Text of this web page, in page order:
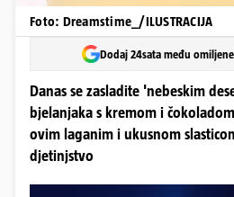
Foto: Dreamstime_/ILUSTRACIJA
Dodaj 24sata među
Danas se zasladite 'nebeskim
bjelanjaka s kremom i
ovim laganim i ukusnom
djetinjstvo